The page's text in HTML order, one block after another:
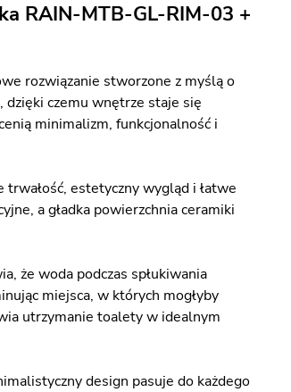
RAIN-MTB-GL-RIM-03 +
rozwiązanie stworzone z myślą o
dzięki czemu wnętrze staje się
minimalizm, funkcjonalność i
estetyczny wygląd i łatwe
a gładka powierzchnia ceramiki
że woda podczas spłukiwania
miejsca, w których mogłyby
utrzymanie toalety w idealnym
design pasuje do każdego